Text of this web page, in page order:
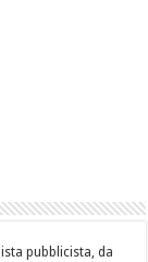
pubblicista, da